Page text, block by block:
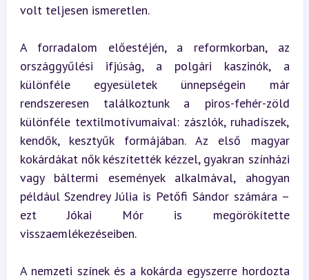
volt teljesen ismeretlen.
A forradalom előestéjén, a reformkorban, az
országgyűlési ifjúság, a polgári kaszinók, a
különféle egyesületek ünnepségein már
rendszeresen találkoztunk a piros-fehér-zöld
különféle textilmotívumaival: zászlók, ruhadíszek,
kendők, kesztyűk formájában. Az első magyar
kokárdákat nők készítették kézzel, gyakran színházi
vagy báltermi események alkalmával, ahogyan
például Szendrey Júlia is Petőfi Sándor számára –
ezt Jókai Mór is megörökítette
visszaemlékezéseiben.
A nemzeti színek és a kokárda egyszerre hordozta